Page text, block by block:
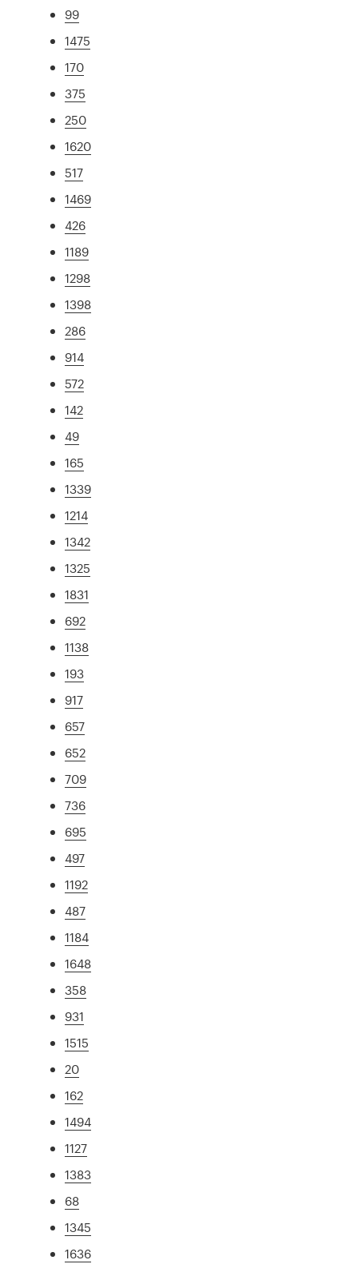
99
1475
170
375
250
1620
517
1469
426
1189
1298
1398
286
914
572
142
49
165
1339
1214
1342
1325
1831
692
1138
193
917
657
652
709
736
695
497
1192
487
1184
1648
358
931
1515
20
162
1494
1127
1383
68
1345
1636